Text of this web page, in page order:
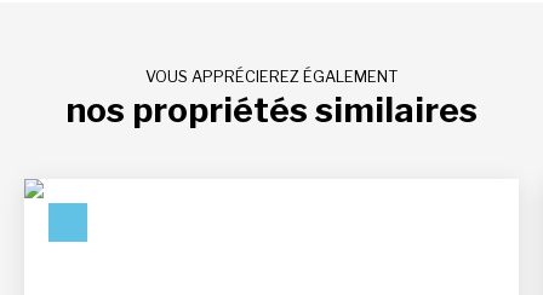
VOUS APPRÉCIEREZ ÉGALEMENT
nos propriétés similaires